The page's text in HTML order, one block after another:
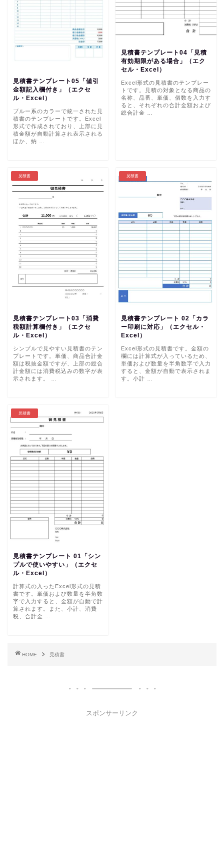
見積書テンプレート05「値引
金額記入欄付き」（エクセ
ル・Excel）
ブルー系のカラーで統一された見
積書のテンプレートです。Excel
形式で作成されており、上部に見
積金額が自動計算され表示される
ほか、納 …
見積書テンプレート04「見積
有効期限がある場合」（エク
セル・Excel）
Excel形式の見積書のテンプレー
トです。見積の対象となる商品の
名称、品番、単価、個数を入力す
ると、それぞれの合計金額および
総合計金 …
見積書
見積書テンプレート03「消費
税額計算欄付き」（エクセ
ル・Excel）
シンプルで見やすい見積書のテン
プレートです。単価、商品合計金
額は税抜金額ですが、上部の総合
計金額には消費税込みの数字が表
示されます。 …
見積書
見積書テンプレート 02「カラ
ー印刷に対応」（エクセル・
Excel）
Excel形式の見積書です。金額の
欄には計算式が入っているため、
単価および数量を半角数字で入力
すると、金額が自動で表示されま
す。小計 …
見積書
見積書テンプレート 01「シン
プルで使いやすい」（エクセ
ル・Excel）
計算式の入ったExcel形式の見積
書です。単価および数量を半角数
字で入力すると、金額が自動で計
算されます。また、小計、消費
税、合計金 …
HOME 見積書
スポンサーリンク